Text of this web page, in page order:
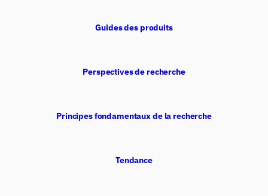
Guides des produits
Perspectives de recherche
Principes fondamentaux de la recherche
Tendance